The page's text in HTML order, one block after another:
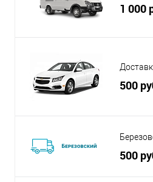
1 000
500
500